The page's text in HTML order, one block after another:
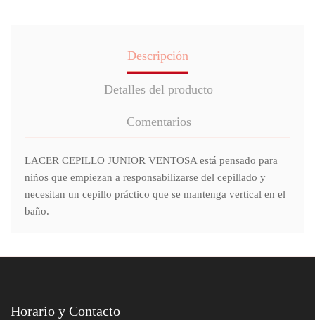
Descripción
Detalles del producto
Comentarios
LACER CEPILLO JUNIOR VENTOSA está pensado para
niños que empiezan a responsabilizarse del cepillado y
necesitan un cepillo práctico que se mantenga vertical en el
baño.
Horario y Contacto